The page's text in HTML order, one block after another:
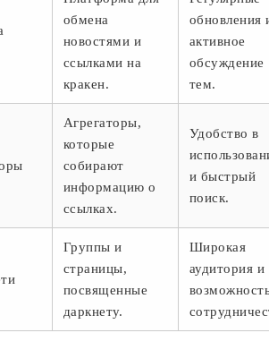
обмена
новостями и
ссылками на
кракен.
обновления
активное
обсуждение
тем.
Агрегаторы,
которые
собирают
информацию о
ссылках.
Удобство в
и быстрый
поиск.
Группы и
страницы,
посвященные
даркнету.
Широкая
аудитория и